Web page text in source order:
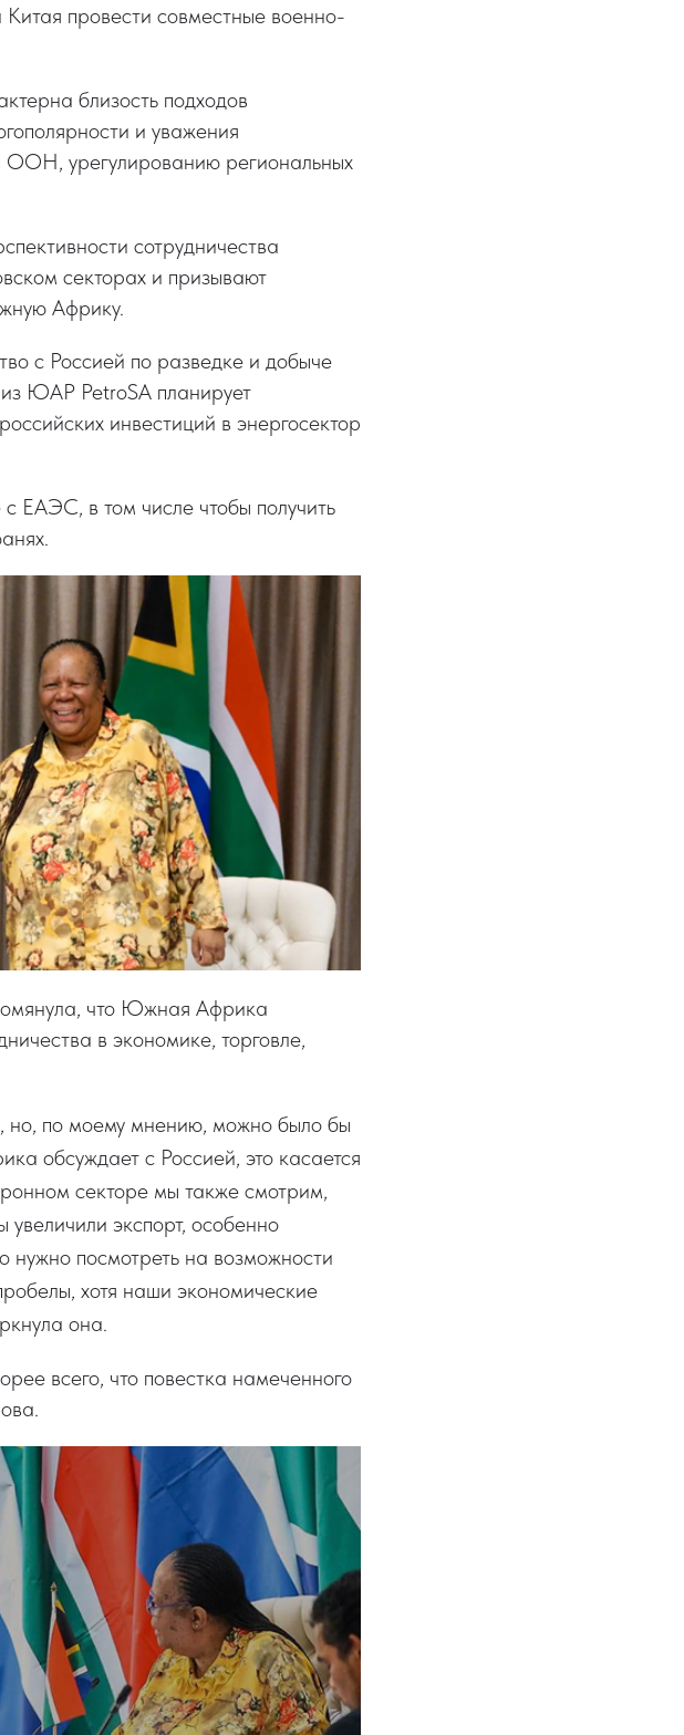
провести совместные военно-
близость подходов
и уважения
урегулированию региональных
сотрудничества
секторах и призывают
Африку.
с Россией по разведке и добыче
ЮАР PetroSA планирует
инвестиций в энергосектор
ЕАЭС, в том числе чтобы получить
что Южная Африка
в экономике, торговле,
но, по моему мнению, можно было бы
обсуждает с Россией, это касается
секторе мы также смотрим,
экспорт, особенно
нужно посмотреть на возможности
хотя наши экономические
она.
всего, что повестка намеченного